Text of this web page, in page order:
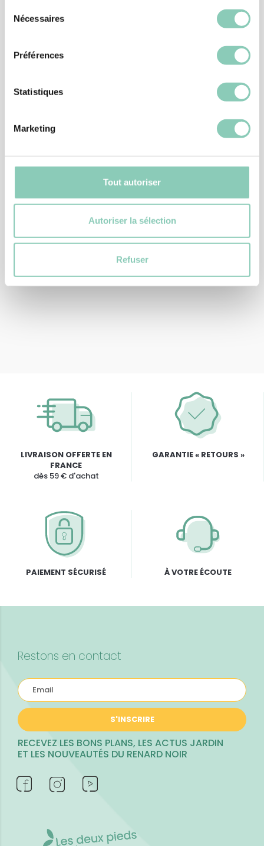
Nécessaires
Préférences
Statistiques
Marketing
Tout autoriser
Autoriser la sélection
Refuser
CHAUSSURE JARDIN
CHAUSSURE HOWSON
LIVRAISON OFFERTE EN
FRANCE
dès 59 € d'achat
GARANTIE « RETOURS »
PAIEMENT SÉCURISÉ À VOTRE ÉCOUTE
Restons en contact
S'INSCRIRE
RECEVEZ LES BONS PLANS, LES ACTUS JARDIN
ET LES NOUVEAUTÉS DU RENARD NOIR